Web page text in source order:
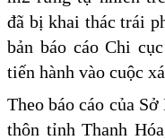
đã bị khai thác trái
bản báo cáo Chi
tiến hành vào cuộc
Theo báo cáo của
thôn tỉnh Thanh